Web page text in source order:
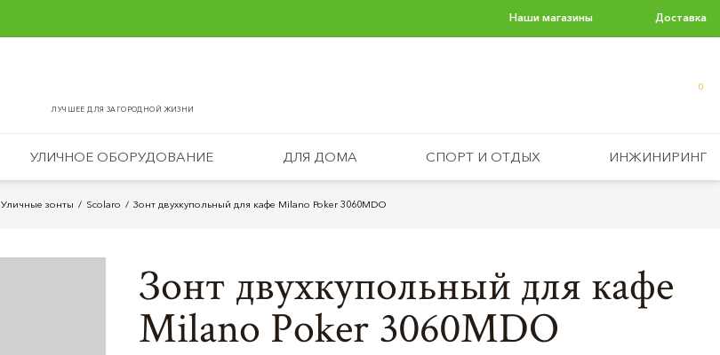
Наши магазины Доставка
ЛУЧШЕЕ ДЛЯ ЗАГОРОДНОЙ ЖИЗНИ
0
УЛИЧНОЕ ОБОРУДОВАНИЕ ДЛЯ ДОМА СПОРТ И ОТДЫХ ИНЖИНИРИНГ
Уличные зонты Scolaro Зонт двухкупольный для кафе Milano Poker 3060MDO
Зонт двухкупольный для кафе
Milano Poker 3060MDO